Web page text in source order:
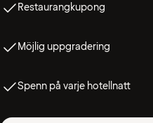
Restaurangkupong
Möjlig uppgradering
Spenn på varje hotellnatt